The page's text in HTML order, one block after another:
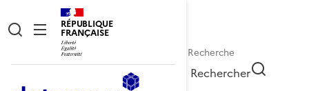
RÉPUBLIQUE
FRANÇAISE
Rechercher